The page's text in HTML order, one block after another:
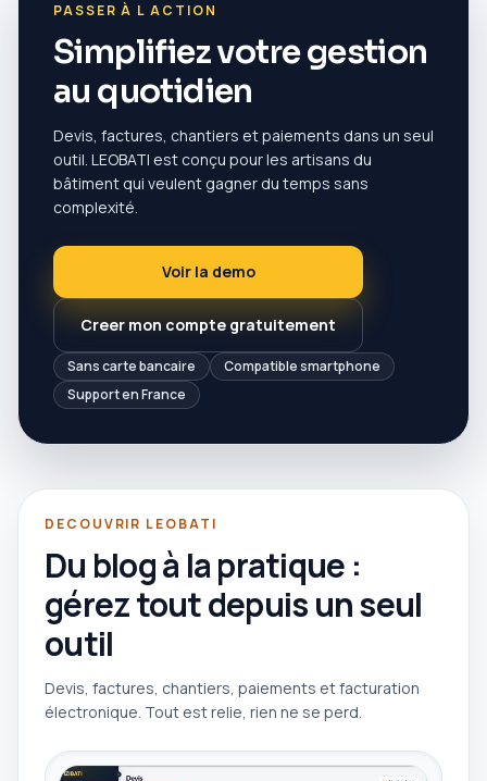
PASSER À L ACTION
Simplifiez votre gestion
au quotidien
Devis, factures, chantiers et paiements dans un seul
outil. LEOBATI est conçu pour les artisans du
bâtiment qui veulent gagner du temps sans
complexité.
Voir la demo
Creer mon compte gratuitement
Sans carte bancaire
Compatible smartphone
Support en France
DECOUVRIR LEOBATI
Du blog à la pratique :
gérez tout depuis un seul
outil
Devis, factures, chantiers, paiements et facturation
électronique. Tout est relie, rien ne se perd.